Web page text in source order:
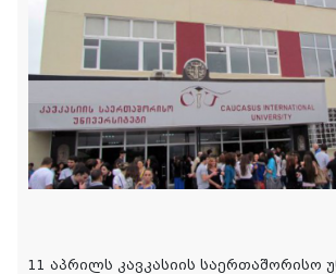
11 აპრილს კავკასიის საერთაშორისო